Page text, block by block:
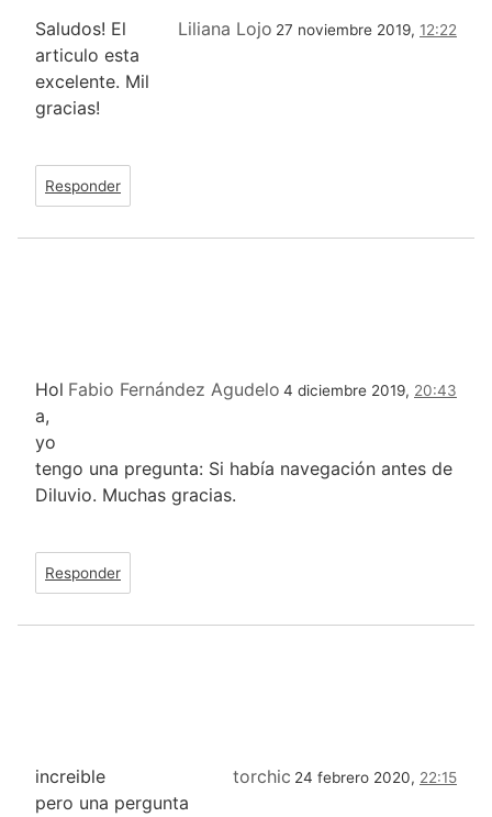
Liliana Lojo 27 noviembre 2019, 12:22
Saludos! El
articulo esta
excelente. Mil
gracias!
Responder
Fabio Fernández Agudelo 4 diciembre 2019, 20:43
Hol
a,
yo
tengo una pregunta: Si había navegación antes de
Diluvio. Muchas gracias.
Responder
torchic 24 febrero 2020, 22:15
increible
pero una pergunta